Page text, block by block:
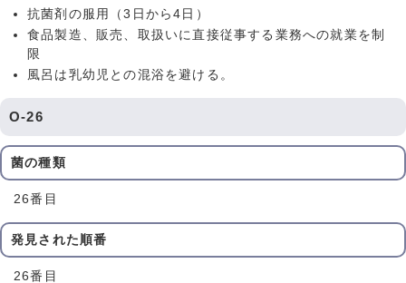
抗菌剤の服用（3日から4日）
食品製造、販売、取扱いに直接従事する業務への就業を制
限
風呂は乳幼児との混浴を避ける。
O-26
菌の種類
26番目
発見された順番
26番目